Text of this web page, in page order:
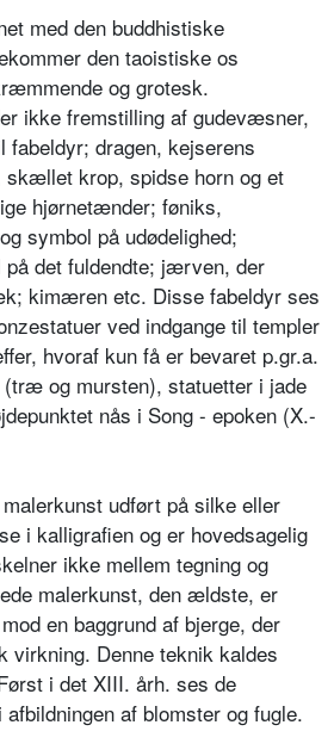
med den buddhistiske
den taoistiske os
og grotesk.
ikke fremstilling af gudevæsner,
dragen, kejserens
krop, spidse horn og et
hjørnetænder; føniks,
symbol på udødelighed;
på det fuldendte; jærven, der
kimæren etc. Disse fabeldyr ses
ved indgange til templer
hvoraf kun få er bevaret p.gr.a.
og mursten), statuetter i jade
nås i Song - epoken (X.-
udført på silke eller
i kalligrafien og er hovedsagelig
ikke mellem tegning og
malerkunst, den ældste, er
en baggrund af bjerge, der
virkning. Denne teknik kaldes
i det XIII. årh. ses de
af blomster og fugle.